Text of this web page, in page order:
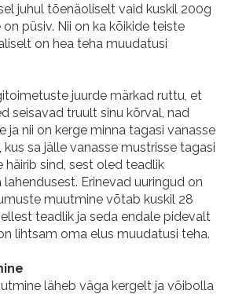
juhul tõenäoliselt vaid kuskil 200g
püsiv. Nii on ka kõikide teiste
on hea teha muudatusi
juurde märkad ruttu, et
seisavad truult sinu kõrval, nad
ja nii on kerge minna tagasi vanasse
kus sa jälle vanasse mustrisse tagasi
häirib sind, sest oled teadlik
Erinevad uuringud on
muutmine võtab kuskil 28
teadlik ja seda endale pidevalt
lihtsam oma elus muudatusi teha.
läheb väga kergelt ja võibolla